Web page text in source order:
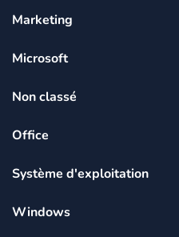
Marketing
Microsoft
Non classé
Office
Système d'exploitation
Windows